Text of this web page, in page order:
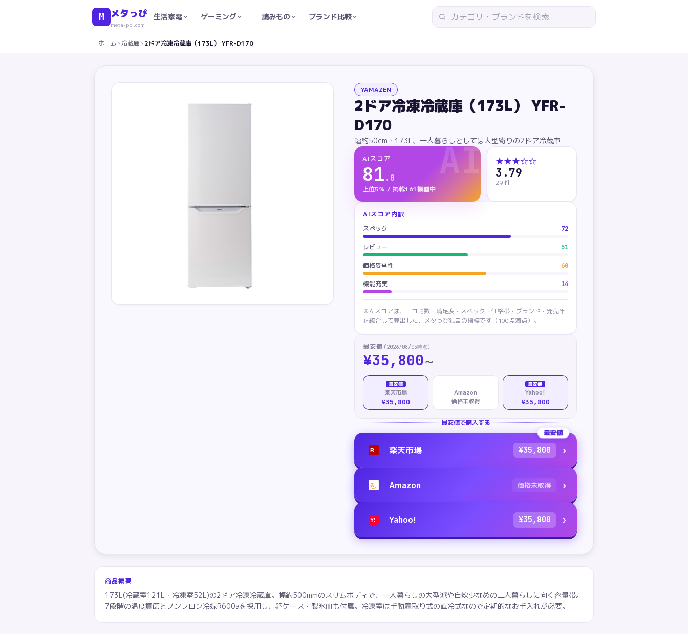
M メタっぴ
meta-ppi.com
生活家電 ゲーミング 読みもの ブランド比較
ホーム ›冷蔵庫› 2ドア冷凍冷蔵庫（173L） YFR-D170
YAMAZEN
2ドア冷凍冷蔵庫（173L） YFR-
D170
幅約50cm・173L、一人暮らしとしては大型寄りの2ドア冷蔵庫
AI
AIスコア
81 . 0
上位5% / 掲載161機種中
★★★☆☆
3.79
29件
AIスコア内訳
スペック
72
レビュー 51
価格妥当性 60
機能充実 14
※AIスコアは、口コミ数・満足度・スペック・価格帯・ブランド・発売年
を統合して算出した、メタっぴ独自の指標です（100点満点）。
最安値 (2026/08/05時点)
¥35,800 〜
最安値
楽天市場
¥35,800
Amazon
価格未取得
最安値
Yahoo!
¥35,800
最安値で購入する
最安値
R 楽天市場 ¥35,800 ›
a Amazon 価格未取得 ›
Y! Yahoo! ¥35,800 ›
商品概要
173L(冷蔵室121L・冷凍室52L)の2ドア冷凍冷蔵庫。幅約500mmのスリムボディで、一人暮らしの大型派や自炊少なめの二人暮らしに向く容量帯。
7段階の温度調節とノンフロン冷媒R600aを採用し、卵ケース・製氷皿も付属。冷凍室は手動霜取り式の直冷式なので定期的なお手入れが必要。